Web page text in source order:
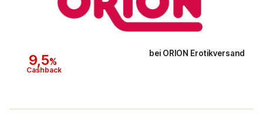
9,5%
Cashback
bei ORION Erotikversand